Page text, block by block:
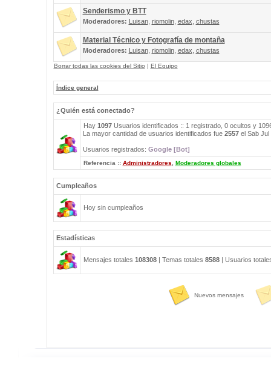
Senderismo y BTT
Moderadores: Luisan, riomolin, edax chustas
Material Técnico y Fotografía de montaña
Moderadores: Luisan, riomolin, edax chustas
Borrar todas las cookies del Sitio | El Equipo
Índice general
¿Quién está conectado?
Hay 1097Usuarios identificados :: 1 registrado, 0 ocultos y
La mayor cantidad de usuarios identificados fue 2557el Sab Jul
Usuarios registrados: Google [Bot]
Referencia :: Administradores Moderadores globales
Cumpleaños
Hoy sin cumpleaños
Estadísticas
Mensajes totales 108308| Temas totales 8588| Usuarios
Nuevos mensajes